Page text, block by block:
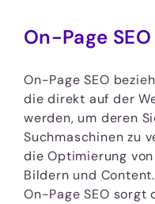
On-Page SEO
On-Page SEO
die direkt auf der
werden, um deren
Suchmaschinen zu
die Optimierung
Bildern und
On-Page SEO sorgt